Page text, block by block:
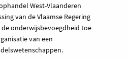
West-Vlaanderen
van de Vlaamse Regering
onderwijsbevoegdheid toe
van een